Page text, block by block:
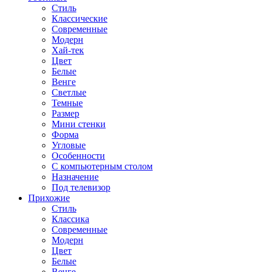
Стиль
Классические
Современные
Модерн
Хай-тек
Цвет
Белые
Венге
Светлые
Темные
Размер
Мини стенки
Форма
Угловые
Особенности
С компьютерным столом
Назначение
Под телевизор
Прихожие
Стиль
Классика
Современные
Модерн
Цвет
Белые